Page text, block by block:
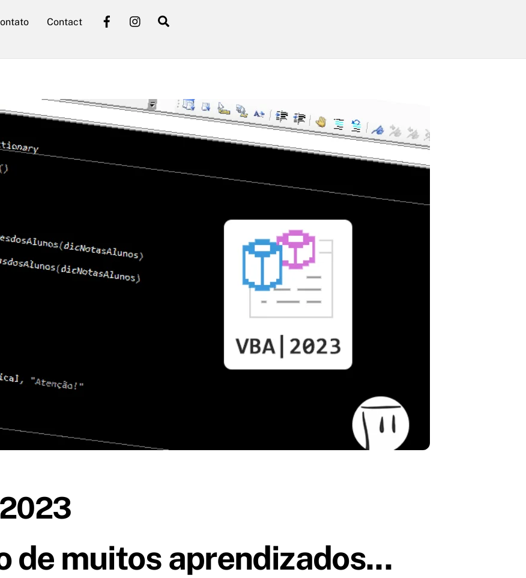
FacebookInstagram
Contact
de muitos aprendizados...